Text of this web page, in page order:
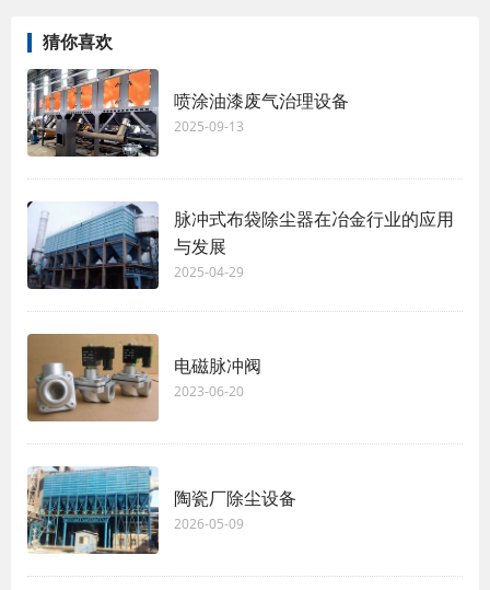
猜你喜欢
喷涂油漆废气治理设备
2025-09-13
脉冲式布袋除尘器在冶金行业的应用
与发展
2025-04-29
电磁脉冲阀
2023-06-20
陶瓷厂除尘设备
2026-05-09